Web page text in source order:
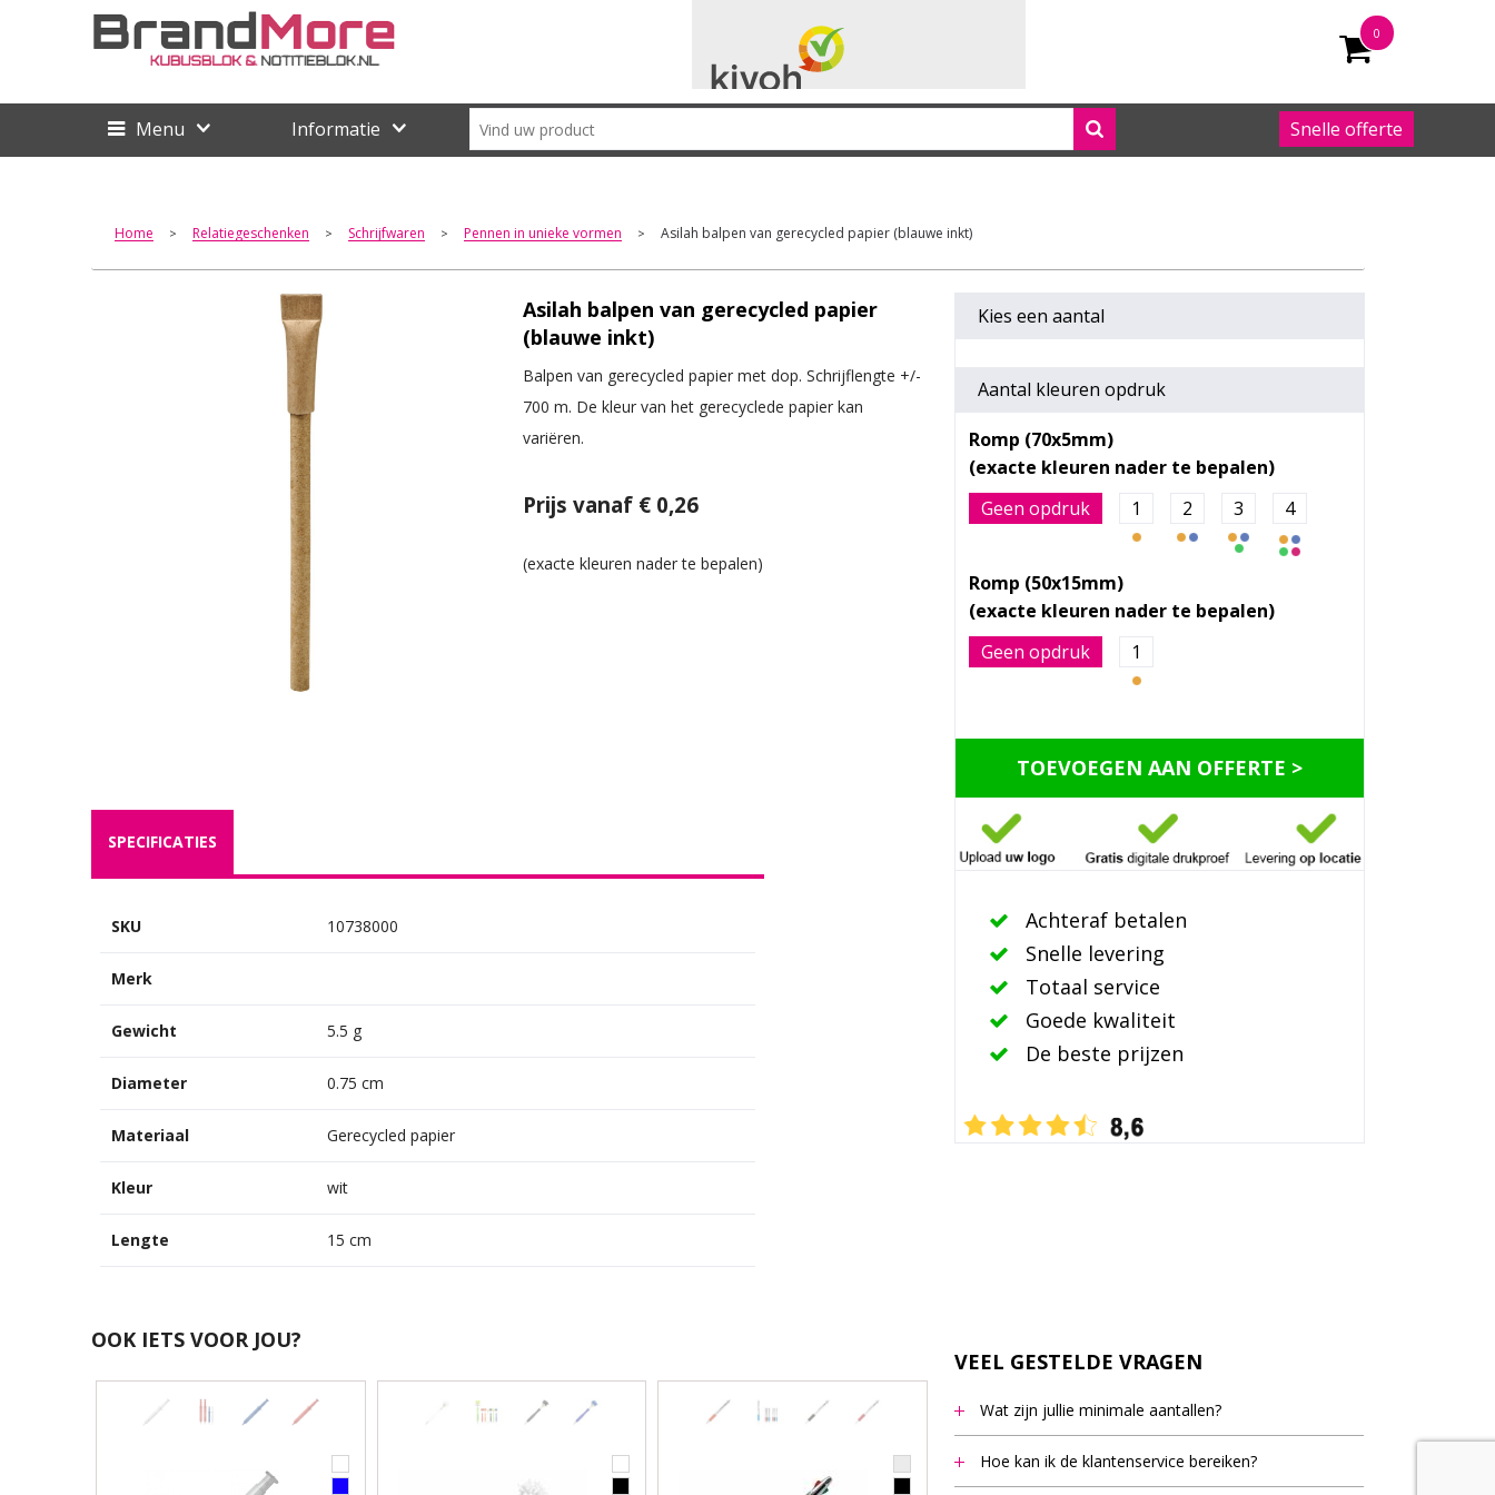
0
Menu Informatie Snelle offerte
Home > Relatiegeschenken > Schrijfwaren > Pennen in unieke vormen > Asilah balpen van gerecycled papier (blauwe inkt)
Asilah balpen van gerecycled papier
(blauwe inkt)
Balpen van gerecycled papier met dop. Schrijflengte +/-
700 m. De kleur van het gerecyclede papier kan
variëren.
Prijs vanaf € 0,26
Kies een aantal
Aantal kleuren opdruk
Romp (70x5mm)
Geen opdruk 1 2 3 4
Romp (50x15mm)
Geen opdruk 1
TOEVOEGEN AAN OFFERTE >
Achteraf betalen
Snelle levering
Totaal service
Goede kwaliteit
De beste prijzen
SPECIFICATIES
SKU 10738000
Merk
Gewicht 5.5 g
Diameter 0.75 cm
Materiaal Gerecycled papier
Kleur wit
Lengte 15 cm
OOK IETS VOOR JOU?
VEEL GESTELDE VRAGEN
Wat zijn jullie minimale aantallen?
Het minimale bestel aantal staat bij de meeste artikelen
vermeld, dit is het laagste aantal dat vermeld staat als er
Hoe kan ik de klantenservice bereiken?